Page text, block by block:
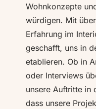
Wohnkonzepte
würdigen. Mit
Erfahrung im
geschafft, uns in
etablieren. Ob in
oder Interviews
unsere Auftritte in
dass unsere